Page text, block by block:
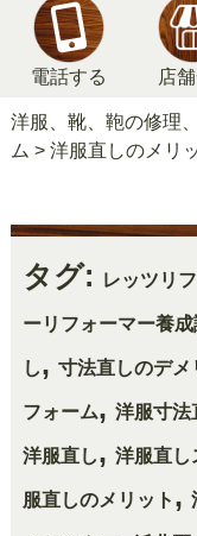
電話する 店
洋服、靴、鞄の修理
ム > 洋服直しのメリ
タグ: レッツリ
ーリフォーマー養
し, 寸法直しのデメ
フォーム, 洋服寸法
洋服直し, 洋服直し
服直しのメリット ,